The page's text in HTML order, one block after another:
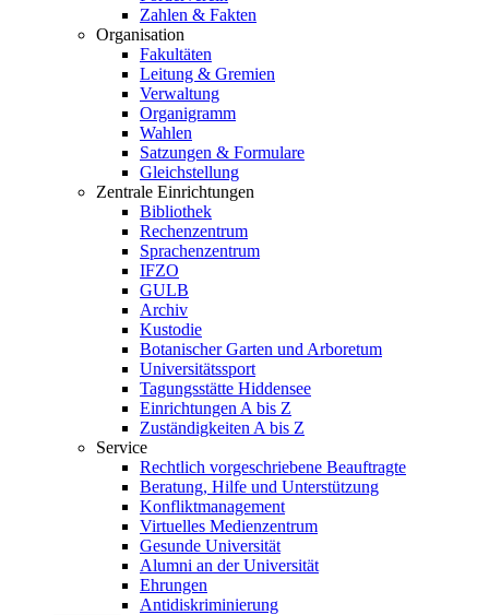
Zahlen & Fakten
Organisation
Fakultäten
Leitung & Gremien
Verwaltung
Organigramm
Wahlen
Satzungen & Formulare
Gleichstellung
Zentrale Einrichtungen
Bibliothek
Rechenzentrum
Sprachenzentrum
IFZO
GULB
Archiv
Kustodie
Botanischer Garten und Arboretum
Universitätssport
Tagungsstätte Hiddensee
Einrichtungen A bis Z
Zuständigkeiten A bis Z
Service
Rechtlich vorgeschriebene Beauftragte
Beratung, Hilfe und Unterstützung
Konfliktmanagement
Virtuelles Medienzentrum
Gesunde Universität
Alumni an der Universität
Ehrungen
Antidiskriminierung